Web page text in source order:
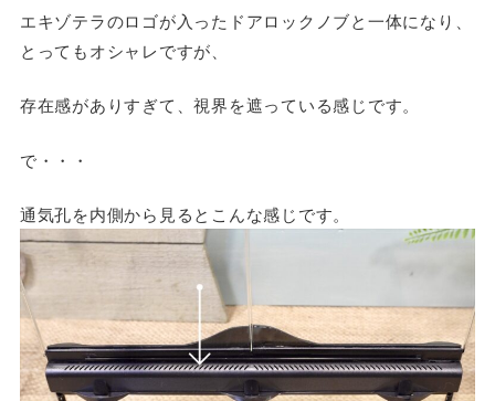
エキゾテラのロゴが入ったドアロックノブと一体になり、
とってもオシャレですが、
存在感がありすぎて、視界を遮っている感じです。
で・・・
通気孔を内側から見るとこんな感じです。